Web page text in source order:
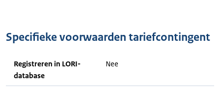
Specifieke voorwaarden tariefcontingent
Registreren in LORI-
database
Nee